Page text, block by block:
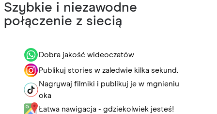
Szybkie i niezawodne
połączenie z siecią
Dobra jakość wideoczatów
Publikuj stories w zaledwie kilka sekund.
Nagrywaj filmiki i publikuj je w mgnieniu
oka
Łatwa nawigacja - gdziekolwiek jesteś!